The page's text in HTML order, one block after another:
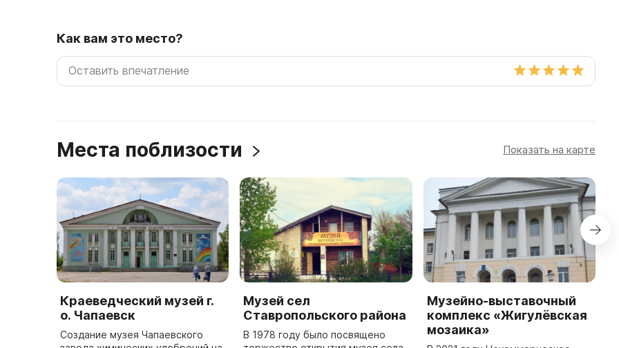
Как вам это место?
Места поблизости Показать на карте
Краеведческий музей г.
о. Чапаевск
Создание музея Чапаевского
Музей сел
Ставропольского района
В 1978 году было посвящено
Музейно-выставочный
комплекс «Жигулёвская
мозаика»